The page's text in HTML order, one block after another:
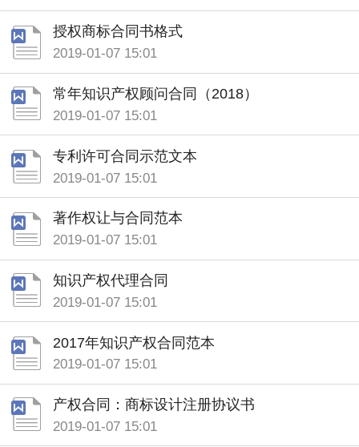
授权商标合同书格式
2019-01-07 15:01
常年知识产权顾问合同（2018）
2019-01-07 15:01
专利许可合同示范文本
2019-01-07 15:01
著作权让与合同范本
2019-01-07 15:01
知识产权代理合同
2019-01-07 15:01
2017年知识产权合同范本
2019-01-07 15:01
产权合同：商标设计注册协议书
2019-01-07 15:01